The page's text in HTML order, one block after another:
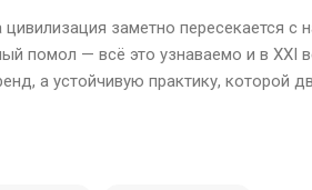
заметно пересекается с
помол — всё это узнаваемо и в XXI
а устойчивую практику, которой